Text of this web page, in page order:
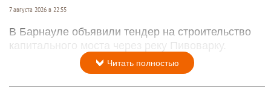
7 августа 2026 в 22:55
В Барнауле объявили тендер на строительство
капитального моста через реку Пивоварку.
Читать полностью